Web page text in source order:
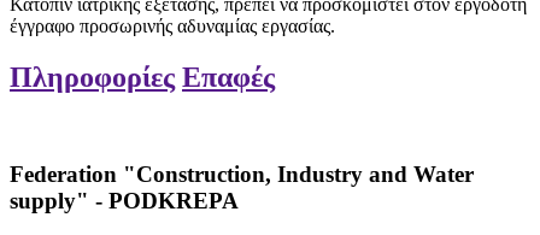
έγγραφο προσωρινής αδυναμίας εργασίας.
Πληροφορίες Επαφές
Federation "Construction, Industry and Water
supply" - PODKREPA